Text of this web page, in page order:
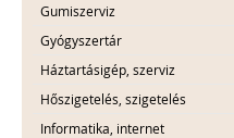
Gumiszerviz
Gyógyszertár
Háztartásigép, szerviz
Hőszigetelés, szigetelés
Informatika, internet